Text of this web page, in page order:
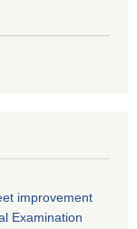
improvement
Examination